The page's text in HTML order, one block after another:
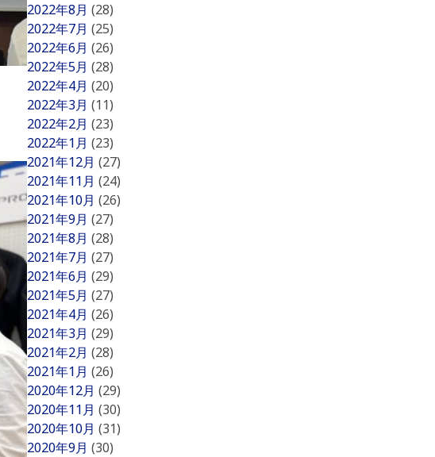
2022年8月 (28)
2022年7月 (25)
2022年6月 (26)
2022年5月 (28)
2022年4月 (20)
2022年3月 (11)
2022年2月 (23)
2022年1月 (23)
2021年12月 (27)
2021年11月 (24)
2021年10月 (26)
2021年9月 (27)
2021年8月 (28)
2021年7月 (27)
2021年6月 (29)
2021年5月 (27)
2021年4月 (26)
2021年3月 (29)
2021年2月 (28)
2021年1月 (26)
2020年12月 (29)
2020年11月 (30)
2020年10月 (31)
2020年9月 (30)